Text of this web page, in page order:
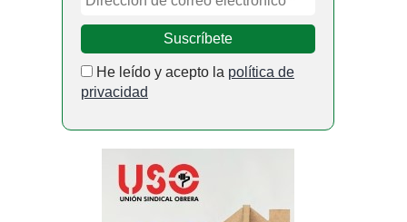
He leído y acepto la política de
privacidad